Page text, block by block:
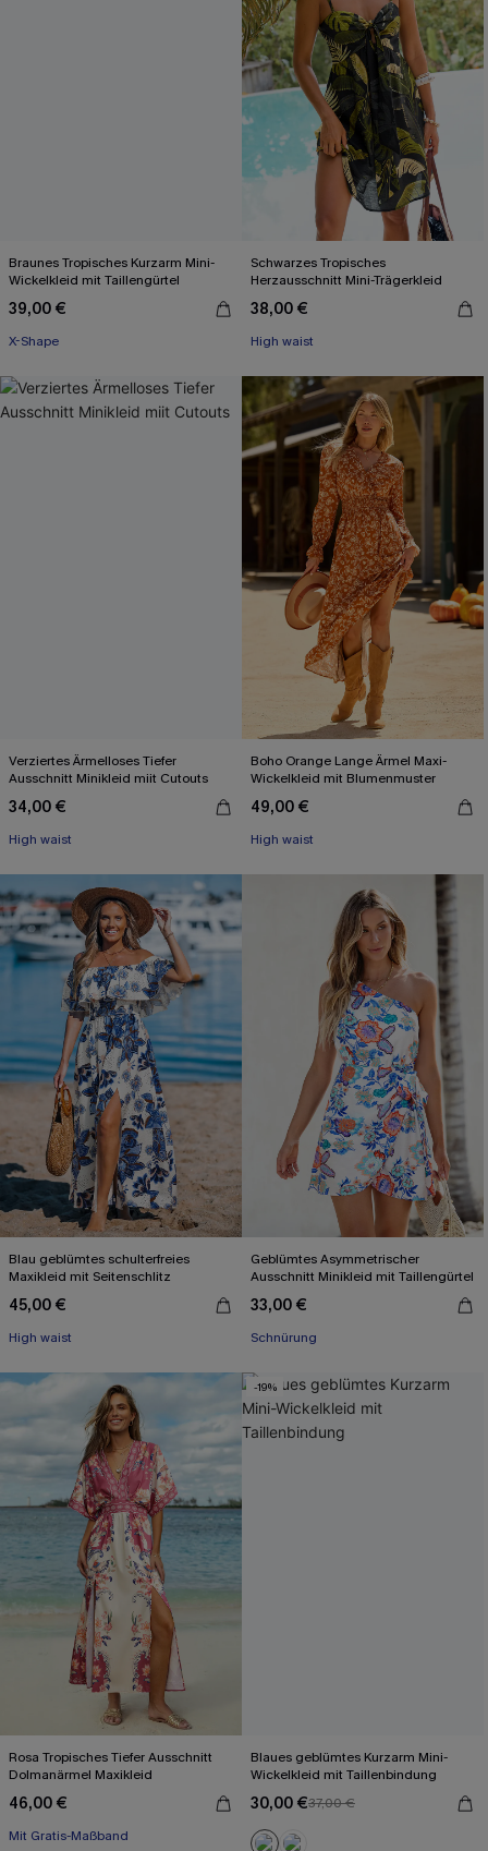
Braunes Tropisches Kurzarm Mini-
Wickelkleid mit Taillengürtel
39,00 €
X-Shape
Schwarzes Tropisches
Herzausschnitt Mini-Trägerkleid
38,00 €
High waist
Verziertes Ärmelloses Tiefer
Ausschnitt Minikleid miit Cutouts
34,00 €
High waist
Boho Orange Lange Ärmel Maxi-
Wickelkleid mit Blumenmuster
49,00 €
High waist
Blau geblümtes schulterfreies
Maxikleid mit Seitenschlitz
45,00 €
High waist
Geblümtes Asymmetrischer
Ausschnitt Minikleid mit Taillengürtel
33,00 €
Schnürung
Rosa Tropisches Tiefer Ausschnitt
Dolmanärmel Maxikleid
46,00 €
Mit Gratis-Maßband
X-Shape
-19%
Blaues geblümtes Kurzarm Mini-
Wickelkleid mit Taillenbindung
30,00 €37,00 €